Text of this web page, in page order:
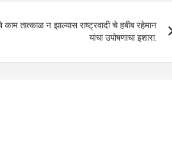
तात्काळ न झाल्यास राष्ट्रवादी चे हबीब रहेमान
यांचा उपोषणाचा इशारा.